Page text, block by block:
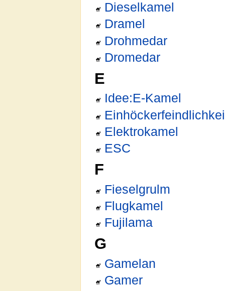
Dieselkamel
Dramel
Drohmedar
Dromedar
E
Idee:E-Kamel
Elektrokamel
ESC
F
Fieselgrulm
Flugkamel
Fujilama
G
Gamelan
Gamer